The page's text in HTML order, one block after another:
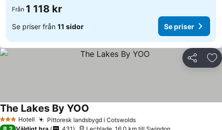
Från 1 118 kr
Se priser från 11 sidor Se priser
Dela
3 StjärnorHotell Pittoresk landsbygd i CotswoldsSe priser
The Lakes By YOO